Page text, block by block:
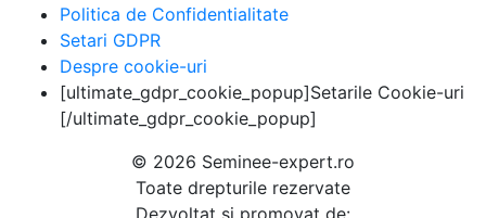
Politica de Confidentialitate
Setari GDPR
Despre cookie-uri
[ultimate_gdpr_cookie_popup]Setarile Cookie-uri
[/ultimate_gdpr_cookie_popup]
© 2026 Seminee-expert.ro
Toate drepturile rezervate
Dezvoltat si promovat de: